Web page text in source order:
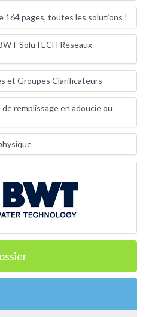
164 pages, toutes les solutions !
SoluTECH Réseaux
et Groupes Clarificateurs
de remplissage en adoucie ou